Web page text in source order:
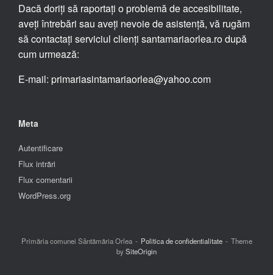
Dacă doriți să raportați o problemă de accesibilitate,
aveți întrebări sau aveți nevoie de asistență, vă rugăm
să contactați serviciul clienți santamariaorlea.ro după
cum urmează:
E-mail: primariasintamariaorlea@yahoo.com
Meta
Autentificare
Flux intrări
Flux comentarii
WordPress.org
Primăria comunei Sântămăria Orlea Politica de confidentialitate
Theme
bySiteOrigin